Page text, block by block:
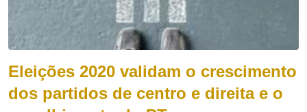
Eleições 2020 validam o crescimento
dos partidos de centro e direita e o